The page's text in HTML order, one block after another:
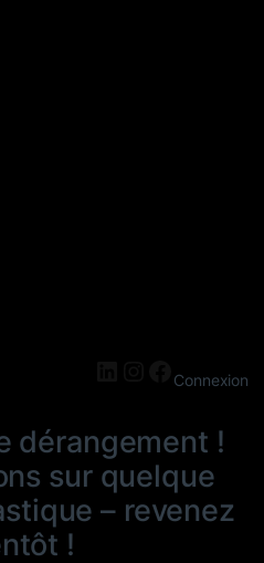
LinkedIn
Instagram
Connexion
dérangement !
sur quelque
– revenez
!